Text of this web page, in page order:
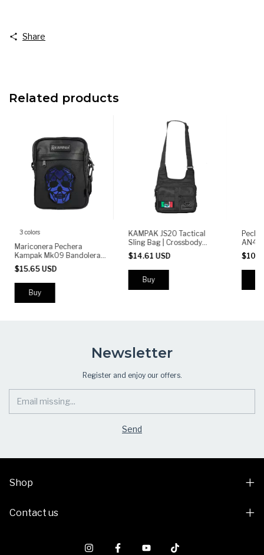
Share
Related products
3 colors
Mariconera Pechera
Kampak Mk09 Bandolera
Cruzada Calavera
$15.65 USD
Buy
KAMPAK JS20 Tactical
Sling Bag | Crossbody
Military Shoulder Bag |
Anti-Theft Utility Pouch
with Multiple
Compartments
$14.61 USD
AN4
Newsletter
Register and enjoy our offers.
Shop
Contact us